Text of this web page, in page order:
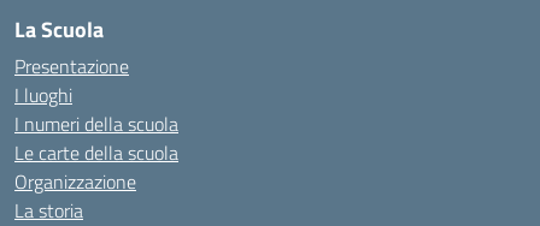
La Scuola
Presentazione
I luoghi
I numeri della scuola
Le carte della scuola
Organizzazione
La storia